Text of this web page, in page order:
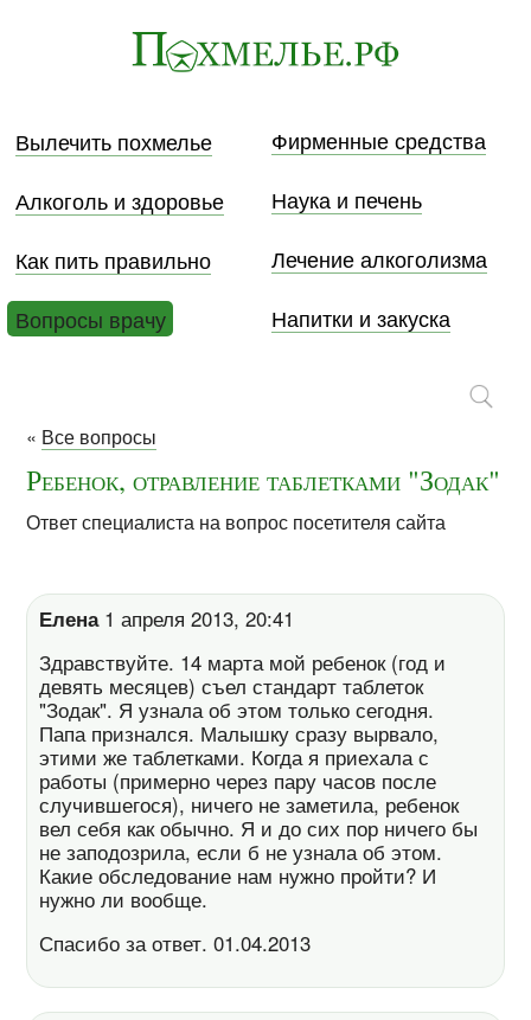
Вылечить похмелье
Фирменные средства
Алкоголь и здоровье
Наука и печень
Как пить правильно
Лечение алкоголизма
Вопросы врачу
Напитки и закуска
« Все вопросы
Ребенок, отравление таблетками "Зодак"
Ответ специалиста на вопрос посетителя сайта
Елена1 апреля 2013, 20:41
Здравствуйте. 14 марта мой ребенок (год и
девять месяцев) съел стандарт таблеток
"Зодак". Я узнала об этом только сегодня.
Папа признался. Малышку сразу вырвало,
этими же таблетками. Когда я приехала с
работы (примерно через пару часов после
случившегося), ничего не заметила, ребенок
вел себя как обычно. Я и до сих пор ничего бы
не заподозрила, если б не узнала об этом.
Какие обследование нам нужно пройти? И
нужно ли вообще.
Спасибо за ответ. 01.04.2013